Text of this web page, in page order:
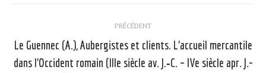
article
PRÉCÉDENT
Le Guennec (A.), Aubergistes et clients. L’accueil mercantile
dans l’Occident romain (IIIe siècle av. J.‑C. – IVe siècle apr. J.-